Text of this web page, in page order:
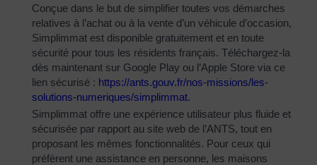
Conçue dans le but de simplifier toutes vos démarches
relatives à l’achat ou à la vente d’un véhicule d’occasion,
Simplimmat est disponible gratuitement et en toute
sécurité pour tous les résidents français. Téléchargez-la
dès maintenant sur Google Play ou l’Apple Store via ce
lien sécurisé : https://ants.gouv.fr/nos-missions/les-
solutions-numeriques/simplimmat.
Simplimmat offre une expérience utilisateur plus fluide et
sécurisée par rapport au site web de l’ANTS, tout en
proposant les mêmes fonctionnalités. Pour ceux qui
préfèrent une assistance en personne, les maisons